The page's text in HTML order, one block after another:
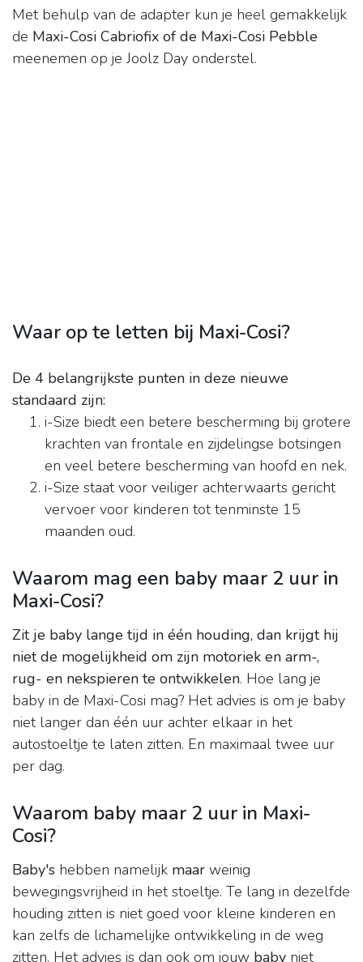
Met behulp van de adapter kun je heel gemakkelijk
de Maxi-Cosi Cabriofix of de Maxi-Cosi Pebble
meenemen op je Joolz Day onderstel.
Waar op te letten bij Maxi-Cosi?
De 4 belangrijkste punten in deze nieuwe
standaard zijn:
i-Size biedt een betere bescherming bij grotere
krachten van frontale en zijdelingse botsingen
en veel betere bescherming van hoofd en nek.
i-Size staat voor veiliger achterwaarts gericht
vervoer voor kinderen tot tenminste 15
maanden oud.
Waarom mag een baby maar 2 uur in
Maxi-Cosi?
Zit je baby lange tijd in één houding, dan krijgt hij
niet de mogelijkheid om zijn motoriek en arm-,
rug- en nekspieren te ontwikkelen. Hoe lang je
baby in de Maxi-Cosi mag? Het advies is om je baby
niet langer dan één uur achter elkaar in het
autostoeltje te laten zitten. En maximaal twee uur
per dag.
Waarom baby maar 2 uur in Maxi-
Cosi?
Baby's hebben namelijk maar weinig
bewegingsvrijheid in het stoeltje. Te lang in dezelfde
houding zitten is niet goed voor kleine kinderen en
kan zelfs de lichamelijke ontwikkeling in de weg
zitten. Het advies is dan ook om jouw baby niet